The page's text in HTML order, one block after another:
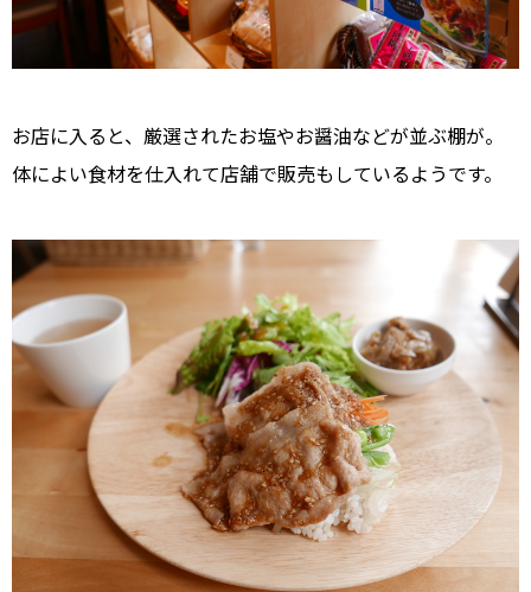
お店に入ると、厳選されたお塩やお醤油などが並ぶ棚が。
体によい食材を仕入れて店舗で販売もしているようです。